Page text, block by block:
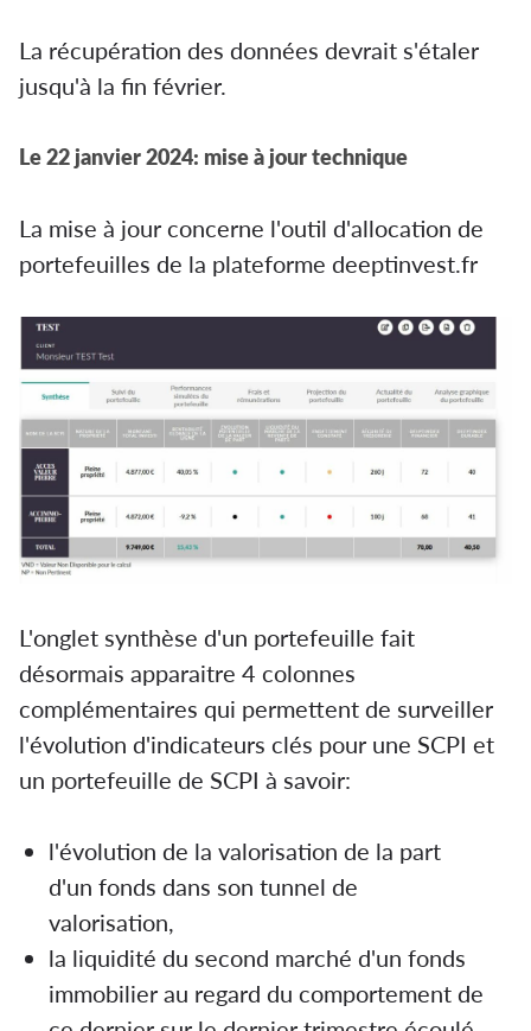
La récupération des données devrait s'étaler
jusqu'à la fin février.
Le 22 janvier 2024: mise à jour technique
La mise à jour concerne l'outil d'allocation de
portefeuilles de la plateforme deeptinvest.fr
L'onglet synthèse d'un portefeuille fait
désormais apparaitre 4 colonnes
complémentaires qui permettent de surveiller
l'évolution d'indicateurs clés pour une SCPI et
un portefeuille de SCPI à savoir:
l'évolution de la valorisation de la part
d'un fonds dans son tunnel de
valorisation,
la liquidité du second marché d'un fonds
immobilier au regard du comportement de